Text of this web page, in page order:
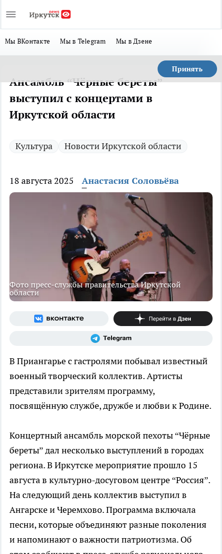
Мы ВКонтакте Мы в Telegram Мы в Дзене
Принять
Ансамбль “Чёрные береты”
выступил с концертами в
Иркутской области
Культура Новости Иркутской области
18 августа 2025 Анастасия Соловьёва
Фото пресс-службы правительства Иркутской
области
В Приангарье с гастролями побывал известный
военный творческий коллектив. Артисты
представили зрителям программу,
посвящённую службе, дружбе и любви к Родине.
Концертный ансамбль морской пехоты “Чёрные
береты” дал несколько выступлений в городах
региона. В Иркутске мероприятие прошло 15
августа в культурно-досуговом центре “Россия”.
На следующий день коллектив выступил в
Ангарске и Черемхово. Программа включала
песни, которые объединяют разные поколения
и напоминают о важности патриотизма. Об